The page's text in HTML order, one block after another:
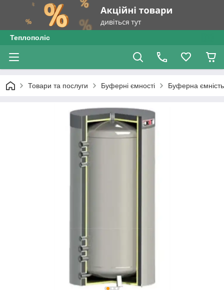
Теплополіс
Товари та послуги Буферні ємності Буферна